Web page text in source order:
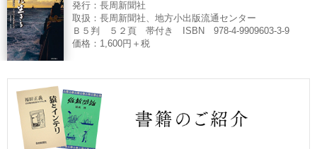
発行：長周新聞社
取扱：長周新聞社、地方小出版流通センター
Ｂ５判 ５２頁 帯付き ISBN 978-4-9909603-3-9
価格：1,600円＋税